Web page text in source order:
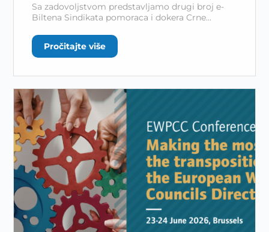
Sa zadovoljstvom predstavljamo drugi broj e-
Biltena Sindikata pomoraca i dokera Crne...
Pročitajte više